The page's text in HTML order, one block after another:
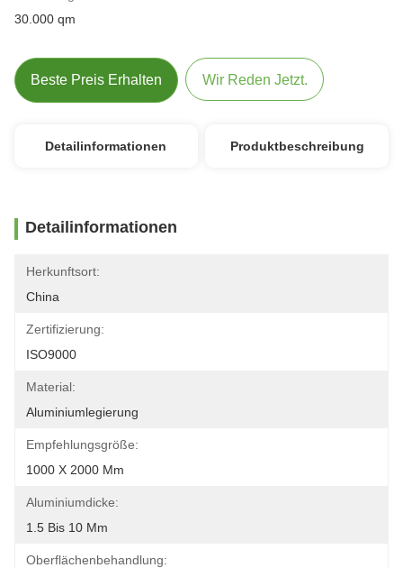
30.000 qm
Beste Preis Erhalten Wir Reden Jetzt.
Detailinformationen Produktbeschreibung
Detailinformationen
Herkunftsort:
China
Zertifizierung:
ISO9000
Material:
Aluminiumlegierung
Empfehlungsgröße:
1000 X 2000 Mm
Aluminiumdicke:
1.5 Bis 10 Mm
Oberflächenbehandlung: